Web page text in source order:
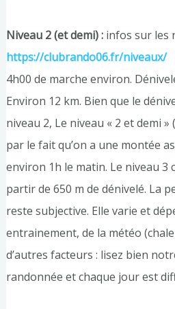
Niveau 2 (et demi) :infos sur les
https://clubrando06.fr/niveaux/
4h00 de marche environ.
Environ 12 km. Bien que le
niveau 2, Le niveau « 2 et demi
par le fait qu’on a une montée
environ 1h le matin. Le niveau 3
partir de 650 m de dénivelé. La
reste subjective. Elle varie et
entrainement, de la météo
d’autres facteurs : lisez bien
randonnée et chaque jour est